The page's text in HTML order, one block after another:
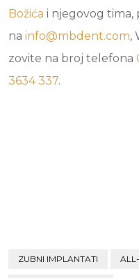
Božića i njegovog tima,
na info@mbdent.com,
zovite na broj telefona
3634 337.
ZUBNI IMPLANTATI